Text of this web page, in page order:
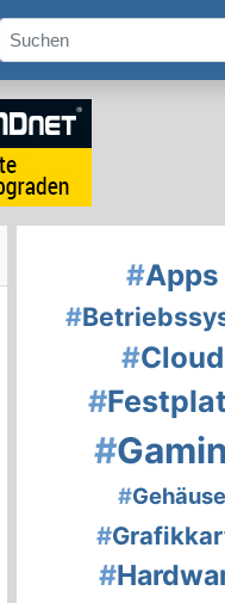
#Apps
#
#Cloud
#
#
#Gehäuse
#
#